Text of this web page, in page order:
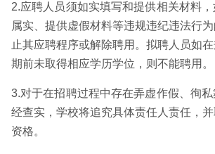
2.应聘人员须如实填写和提供相关材料
属实、提供虚假材料等违规违纪违法行
止其应聘程序或解除聘用。拟聘人员如
期前未取得相应学历学位，则不能聘用。
3.对于在招聘过程中存在弄虚作假、徇
经查实，学校将追究具体责任人责任，
资格。